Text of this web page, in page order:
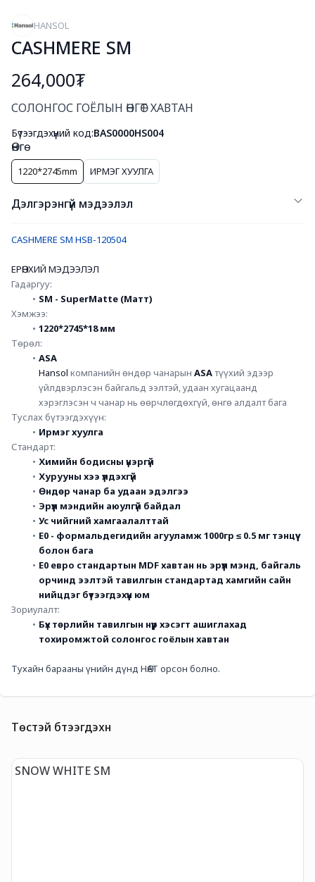
HANSOL
CASHMERE SM
264,000₮
СОЛОНГОС ГОЁЛЫН ӨНГӨТ ХАВТАН
Бүтээгдэхүүний код:BAS0000HS004
Өнгө
1220*2745mm ИРМЭГ ХУУЛГА
Дэлгэрэнгүй мэдээлэл
CASHMERE SM HSB-120504
ЕРӨНХИЙ МЭДЭЭЛЭЛ
Гадаргуу:
SM - SuperMatte (Матт)
Хэмжээ:
1220*2745*18 мм
Төрөл:
ASA
Hansol компанийн өндөр чанарын ASAтүүхий эдээр
үйлдвэрлэсэн байгальд ээлтэй, удаан хугацаанд
хэрэглэсэн ч чанар нь өөрчлөгдөхгүй, өнгө алдалт бага
Туслах бүтээгдэхүүн:
Ирмэг хуулга
Стандарт:
Химийн бодисны үнэргүй
Хурууны хээ үлдэхгүй
Өндөр чанар ба удаан эдэлгээ
Эрүүл мэндийн аюулгүй байдал
Ус чийгний хамгаалалттай
E0 - формальдегидийн агууламж 1000гр ≤ 0.5 мг тэнцүү
болон бага
E0 евро стандартын MDF хавтан нь эрүүл мэнд, байгаль
орчинд ээлтэй тавилгын стандартад хамгийн сайн
нийцдэг бүтээгдэхүүн юм
Зориулалт:
Бүх төрлийн тавилгын нүүр хэсэгт ашиглахад
тохиромжтой солонгос гоёлын хавтан
Тухайн барааны үнийн дүнд НӨАТ орсон болно.
Төстэй бүтээгдэхүүн
SNOW WHITE SM